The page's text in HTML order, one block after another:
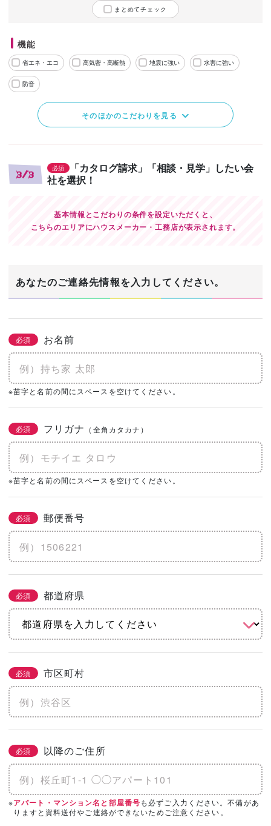
まとめてチェック
機能
省エネ・エコ 高気密・高断熱 地震に強い 水害に強い
防音
そのほかのこだわりを見る
3/3
必須
「カタログ請求」「相談・見学」したい会
社を選択！
基本情報とこだわりの条件を設定いただくと、
こちらのエリアにハウスメーカー・工務店が表示されます。
あなたのご連絡先情報を入力してください。
必須 お名前
※苗字と名前の間にスペースを空けてください。
必須 フリガナ （全角カタカナ）
※苗字と名前の間にスペースを空けてください。
必須 郵便番号
必須 都道府県
必須 市区町村
必須 以降のご住所
※アパート・マンション名と部屋番号も必ずご入力ください。不備があ
りますと資料送付やご連絡ができないためご注意ください。